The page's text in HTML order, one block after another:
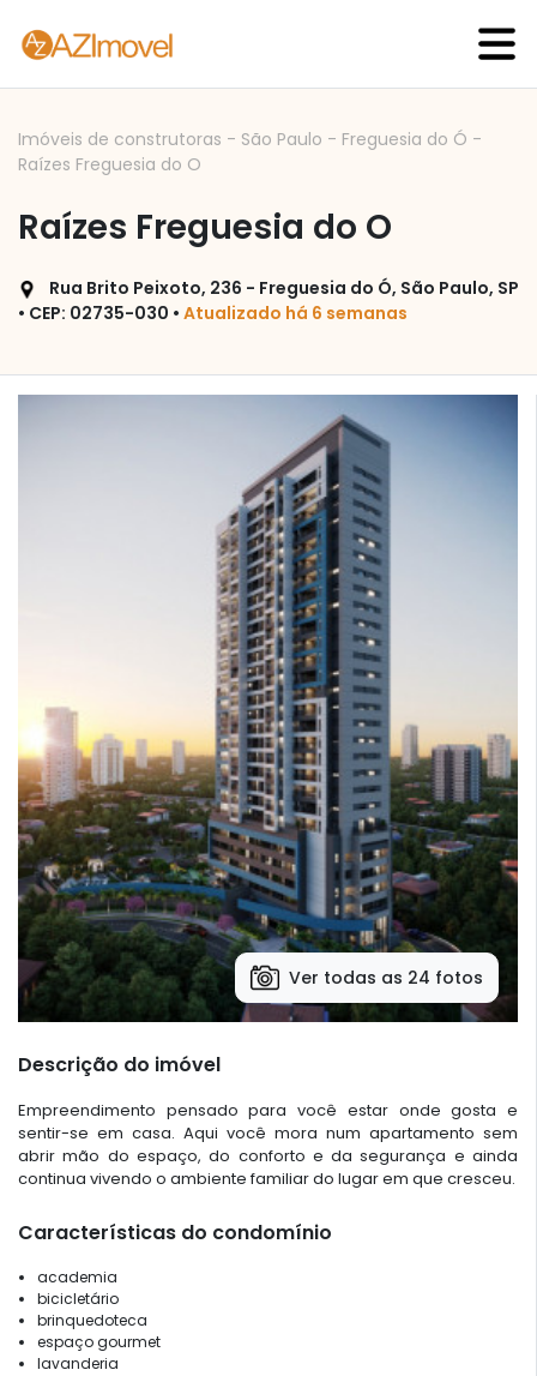
Imóveis de construtoras - São Paulo - Freguesia do Ó -
Raízes Freguesia do O
Raízes Freguesia do O
Rua Brito Peixoto, 236 - Freguesia do Ó, São Paulo, SP
• CEP: 02735-030 • Atualizado há 6 semanas
Ver todas as 24 fotos
Descrição do imóvel
Empreendimento pensado para você estar onde gosta e
sentir-se em casa. Aqui você mora num apartamento sem
abrir mão do espaço, do conforto e da segurança e ainda
continua vivendo o ambiente familiar do lugar em que cresceu.
Características do condomínio
academia
bicicletário
brinquedoteca
espaço gourmet
lavanderia